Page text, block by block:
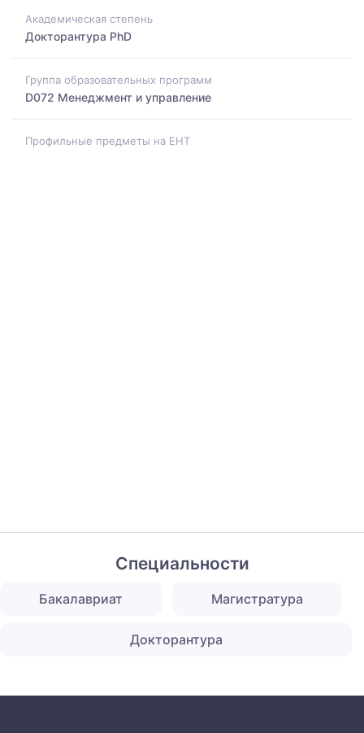
Академическая степень
Докторантура PhD
Группа образовательных программ
D072 Менеджмент и управление
Профильные предметы на ЕНТ
Специальности
Бакалавриат Магистратура
Докторантура